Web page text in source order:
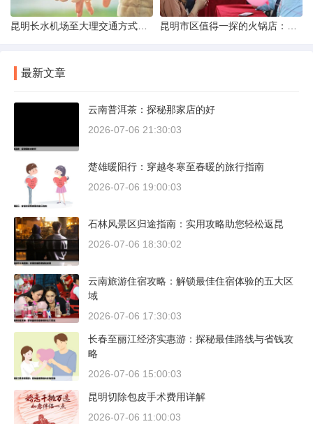
最新文章
云南普洱茶：探秘那家店的好
2026-07-06 21:30:03
楚雄暖阳行：穿越冬寒至春暖的旅行指南
2026-07-06 19:00:03
石林风景区归途指南：实用攻略助您轻松返昆
2026-07-06 18:30:02
云南旅游住宿攻略：解锁最佳住宿体验的五大区
域
2026-07-06 17:30:03
长春至丽江经济实惠游：探秘最佳路线与省钱攻
略
2026-07-06 15:00:03
昆明切除包皮手术费用详解
2026-07-06 11:00:03